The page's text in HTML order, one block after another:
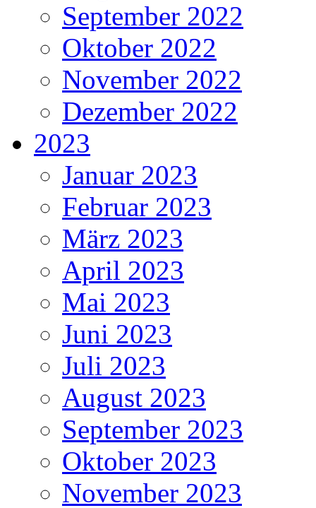
September 2022
Oktober 2022
November 2022
Dezember 2022
2023
Januar 2023
Februar 2023
März 2023
April 2023
Mai 2023
Juni 2023
Juli 2023
August 2023
September 2023
Oktober 2023
November 2023